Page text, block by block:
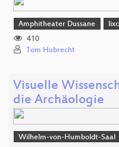
Amphitheater Dussane
410
Tom Hubrecht
Visuelle
die Archäologie
Wilhelm-von-Humboldt-Saal